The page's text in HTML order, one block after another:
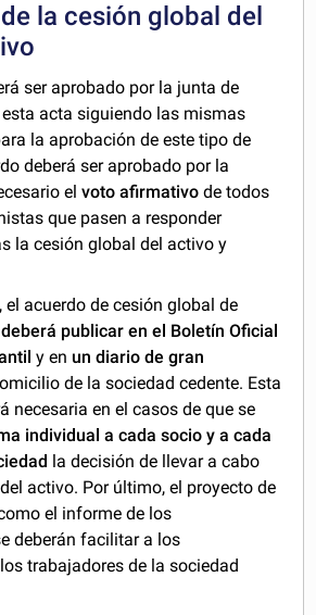
la cesión global del
ser aprobado por la junta de
acta siguiendo las mismas
la aprobación de este tipo de
deberá ser aprobado por la
elvoto afirmativo de todos
que pasen a responder
la cesión global del activo y
el acuerdo de cesión global de
deberá publicar en el Boletín Oficial
y en un diario de gran
de la sociedad cedente. Esta
necesaria en el casos de que se
individual a cada socio y a cada
la decisión de llevar a cabo
activo. Por último, el proyecto de
el informe de los
deberán facilitar a los
trabajadores de la sociedad